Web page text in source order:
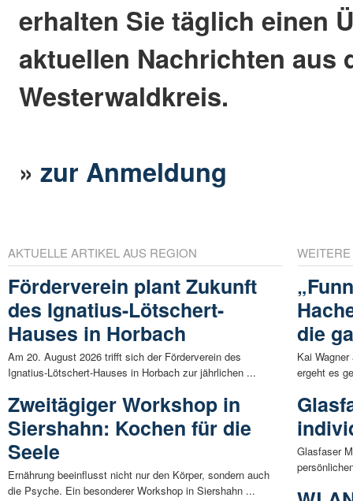
erhalten Sie täglich einen
aktuellen Nachrichten aus
Westerwaldkreis.
»zur Anmeldung
AKTUELLE ARTIKEL AUS REGION
Förderverein plant Zukunft
des Ignatius-Lötschert-
Hauses in Horbach
Am 20. August 2026 trifft sich der Förderverein des
Ignatius-Lötschert-Hauses in Horbach zur jährlichen ...
Zweitägiger Workshop in
Siershahn: Kochen für die
Seele
Ernährung beeinflusst nicht nur den Körper, sondern auch
die Psyche. Ein besonderer Workshop in Siershahn ...
die
Kai
ergeht es
Glasfaser